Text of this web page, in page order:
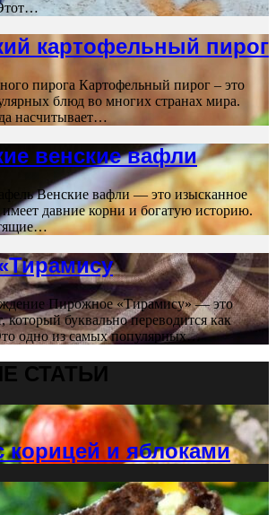
картофельный пирог
пирога Картофельный пирог – это
блюд во многих странах мира.
насчитывает…
венские вафли
Венские вафли — это изысканное
имеет давние корни и богатую историю.
Пирожное «Тирамису» — это
который буквально переводится как
одно из самых популярных…
СТАТЬИ
корицей и яблоками